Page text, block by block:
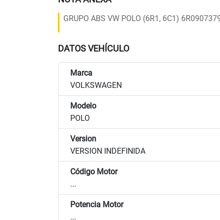
GRUPO ABS VW POLO (6R1, 6C1)
DATOS VEHÍCULO
Marca
VOLKSWAGEN
Modelo
POLO
Version
VERSION INDEFINIDA
Código Motor
...
Potencia Motor
...